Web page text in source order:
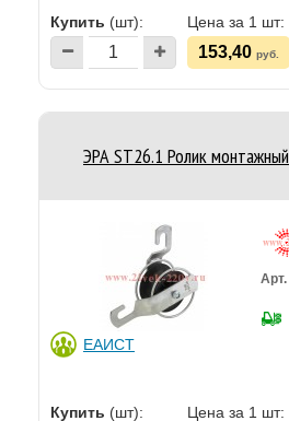
Купить (шт): Цена за 1 шт:
153,40 руб.
ЭРА ST26.1 Ролик монтажный
ЕАИСТ
Арт.
Купить (шт): Цена за 1 шт: